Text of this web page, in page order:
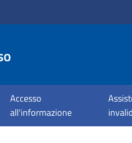
Accesso
all'informazione